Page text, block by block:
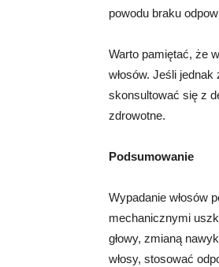
powodu braku
Warto pamiętać, że
włosów. Jeśli
skonsultować się z
zdrowotne.
Podsumowanie
Wypadanie włosów
mechanicznymi
głowy, zmianą
włosy, stosować